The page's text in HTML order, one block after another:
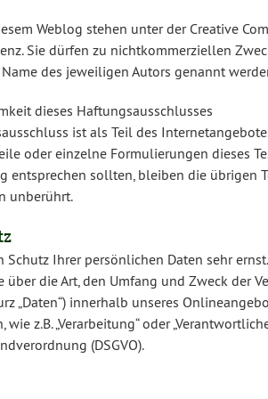
Weblog stehen unter der Creative
Sie dürfen zu nichtkommerziellen
des jeweiligen Autors genannt
dieses Haftungsausschlusses
ist als Teil des
oder einzelne Formulierungen dieses
entsprechen sollten, bleiben die übrigen
unberührt.
Schutz Ihrer persönlichen Daten sehr
über die Art, den Umfang und Zweck der
„Daten“) innerhalb unseres
wie z.B. „Verarbeitung“ oder
(DSGVO).